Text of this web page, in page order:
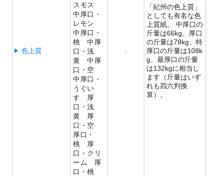
色上質
スモス
中厚口
レモン
中厚口
桃 中厚
口
浅
黄 中厚
口
空
中厚口
うぐい
す 厚
口
浅
黄 厚
口
空
厚口
桃 厚
口
クリ
ーム 厚
口
桃
-
「紀州の色上質」
としても有名な色
上質紙。 中厚口の
斤量は66kg、厚口
の斤量は78kg、特
厚口の斤量は108k
g、最厚口の斤量
は132kgに相当し
ます（斤量はいず
れも四六判換
算）。